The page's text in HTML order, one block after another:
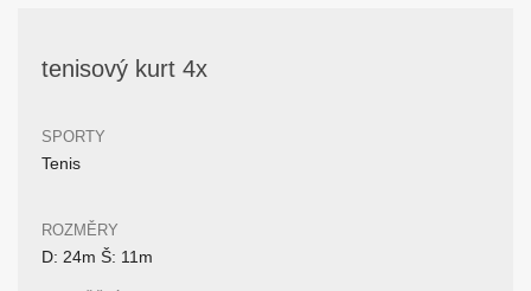
tenisový kurt 4x
SPORTY
Tenis
ROZMĚRY
D: 24m Š: 11m